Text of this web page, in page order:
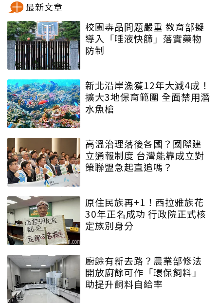
最新文章
校園毒品問題嚴重 教育部擬
導入「唾液快篩」落實藥物
防制
新北沿岸漁獲12年大減4成！
擴大3地保育範圍 全面禁用潛
水魚槍
高溫治理落後各國？國際建
立通報制度 台灣能靠成立對
策聯盟急起直追嗎？
原住民族再+1！西拉雅族花
30年正名成功 行政院正式核
定族別身分
廚餘有新去路？農業部修法
開放廚餘可作「環保飼料」
助提升飼料自給率